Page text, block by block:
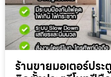
ร้านขายมอเตอร์ปร